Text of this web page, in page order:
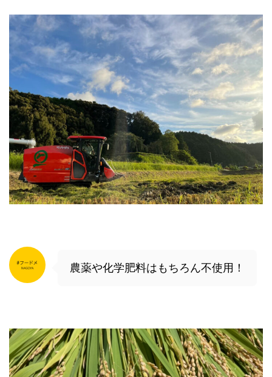
農薬や化学肥料はもちろん不使用！